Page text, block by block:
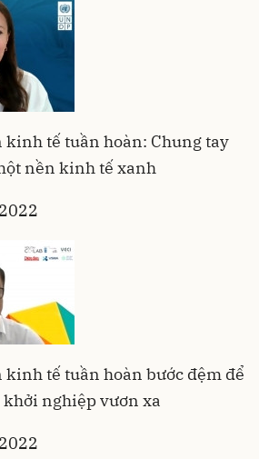
kinh tế tuần hoàn: Chung tay
nền kinh tế xanh
kinh tế tuần hoàn bước đệm để
nghiệp vươn xa